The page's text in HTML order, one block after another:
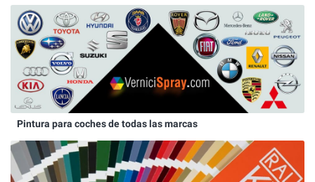
Pintura para coches de todas las marcas